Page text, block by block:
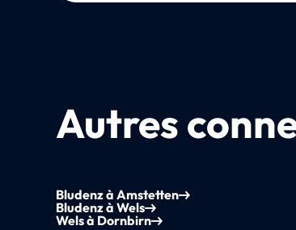
Autres
Bludenz à Amstetten
Bludenz à Wels
Wels à Dornbirn